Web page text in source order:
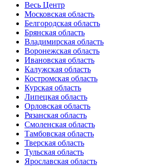
Весь Центр
Московская область
Белгородская область
Брянская область
Владимирская область
Воронежская область
Ивановская область
Калужская область
Костромская область
Курская область
Липецкая область
Орловская область
Рязанская область
Смоленская область
Тамбовская область
Тверская область
Тульская область
Ярославская область